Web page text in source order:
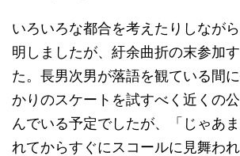
いろいろな都合を考えたりしなが
明しましたが、紆余曲折の末参加
た。長男次男が落語を観ている間
かりのスケートを試すべく近くの
んでいる予定でしたが、「じゃあ
れてからすぐにスコールに見舞わ